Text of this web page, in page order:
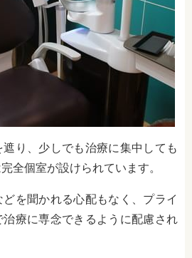
り、少しでも治療に集中しても
全個室が設けられています。
を聞かれる心配もなく、プライ
療に専念できるように配慮され